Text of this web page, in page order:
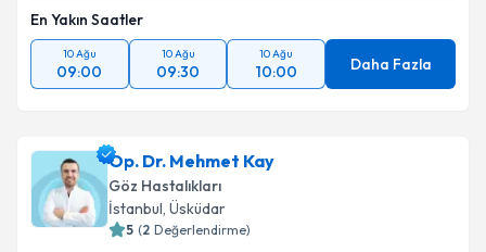
Takvim Talebini Gönder
En Yakın Saatler
10 Ağu
09:00
10 Ağu
09:30
10 Ağu
10:00 Daha Fazla
Op. Dr. Mehmet Kay
Göz Hastalıkları
İstanbul, Üsküdar
5 (2 Değerlendirme)